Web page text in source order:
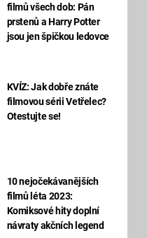
filmů všech dob: Pán
prstenů a Harry Potter
jsou jen špičkou ledovce
KVÍZ: Jak dobře znáte
filmovou sérii Vetřelec?
Otestujte se!
10 nejočekávanějších
filmů léta 2023:
Komiksové hity doplní
návraty akčních legend